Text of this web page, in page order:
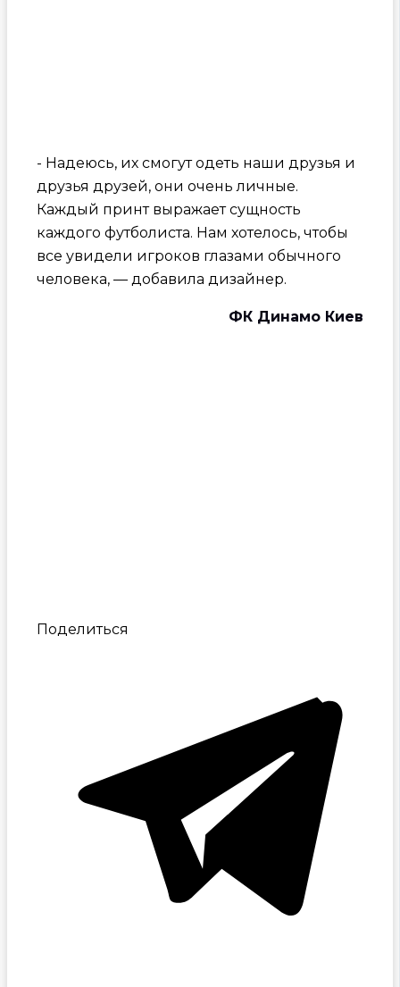
- Надеюсь, их смогут одеть наши друзья и
друзья друзей, они очень личные.
Каждый принт выражает сущность
каждого футболиста. Нам хотелось, чтобы
все увидели игроков глазами обычного
человека, — добавила дизайнер.
ФК Динамо Киев
Поделиться